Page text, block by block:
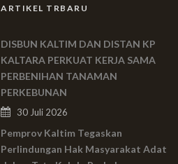
ARTIKEL TRBARU
DISBUN KALTIM DAN DISTAN KP
KALTARA PERKUAT KERJA SAMA
PERBENIHAN TANAMAN
PERKEBUNAN
30 Juli 2026
Pemprov Kaltim Tegaskan
Perlindungan Hak Masyarakat Adat